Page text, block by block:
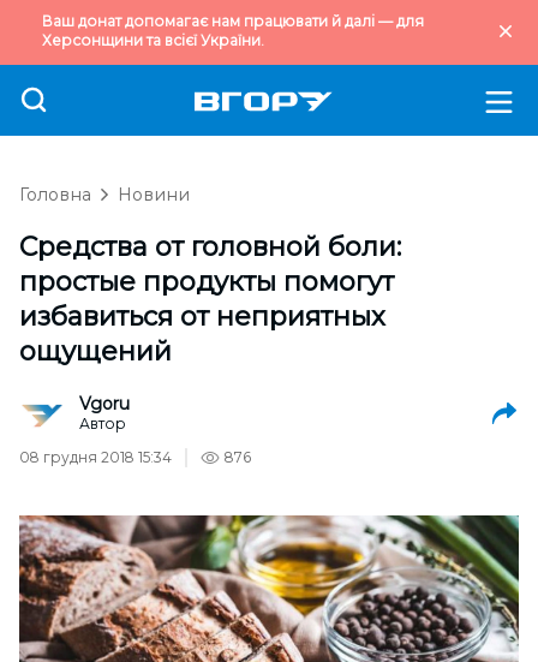
Ваш донат допомагає нам працювати й далі — для
Херсонщини та всієї України.
Головна Новини
Средства от головной боли:
простые продукты помогут
избавиться от неприятных
ощущений
Vgoru
Автор
08 грудня 2018 15:34
876